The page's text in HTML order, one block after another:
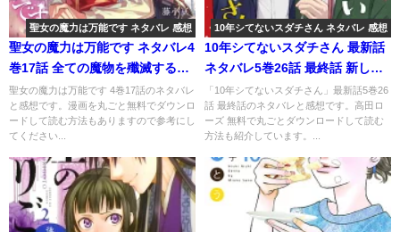
聖女の魔力は万能です ネタバレ 感想
聖女の魔力は万能です ネタバレ4
巻17話 全ての魔物を殲滅する、
聖女の術とは？
聖女の魔力は万能です 4巻17話のネタバレ
と感想です。漫画を丸ごと無料でダウンロ
ードして読む方法もありますので参考にし
てください...
10年シてないスダチさん ネタバレ 感想
10年シてないスダチさん 最新話
ネタバレ5巻26話 最終話 新しく
はじまる私たちのこれから
「10年シてないスダチさん」最新話5巻26
話 最終話のネタバレと感想です。高田ロ
ーズ 無料で丸ごとダウンロードして読む
方法も紹介しています。...